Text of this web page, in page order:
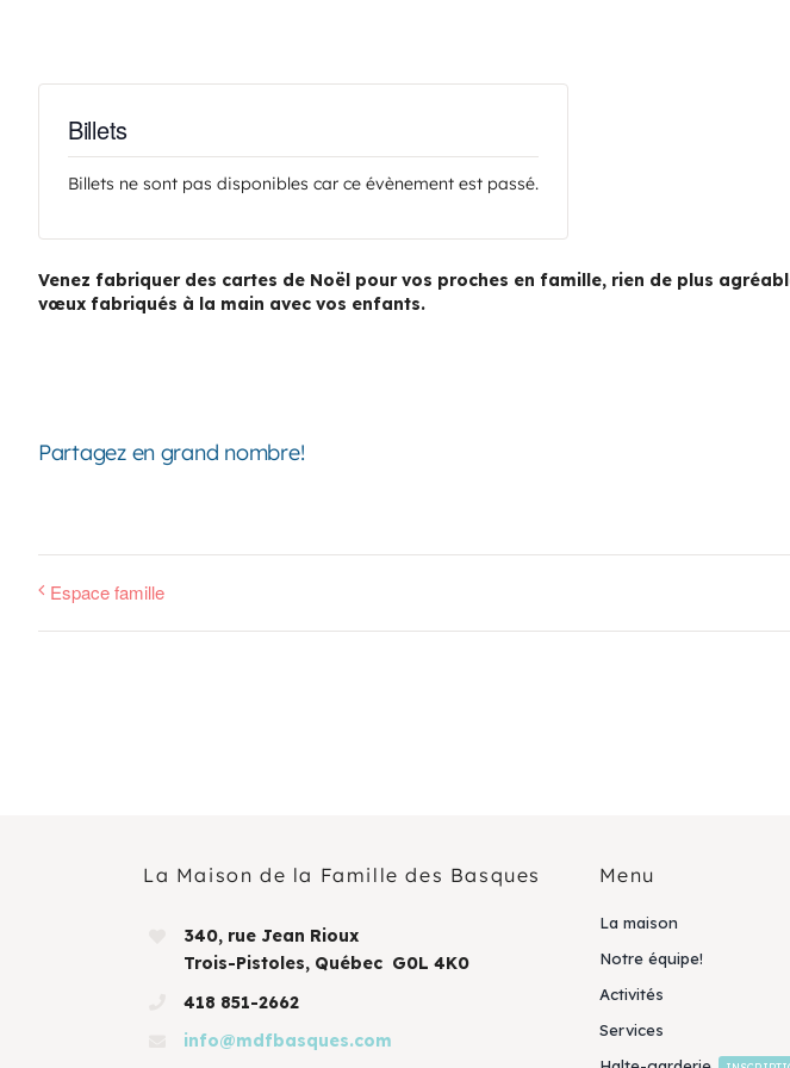
AOÛT
20
Marche en famille
Voir Le Calendrier
Billets
Billets ne sont pas disponibles car ce évènement est passé.
Venez fabriquer des cartes de Noël pour vos proches en famille, rien de plus
vœux fabriqués à la main avec vos enfants.
Partagez en grand nombre!
Espace famille
La Maison de la Famille des Basques
340, rue Jean Rioux
Trois-Pistoles, Québec G0L 4K0
418 851-2662
info@mdfbasques.com
Menu
La maison
Notre équipe!
Activités
Services